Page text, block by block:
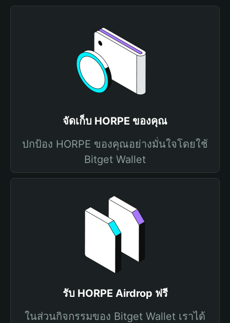
จัดเก็บ HORPE ของคุณ
ปกป้อง HORPE ของคุณอย่างมั่นใจโดยใช้
Bitget Wallet
รับ HORPE Airdrop ฟรี
ในส่วนกิจกรรมของ Bitget Wallet เราได้